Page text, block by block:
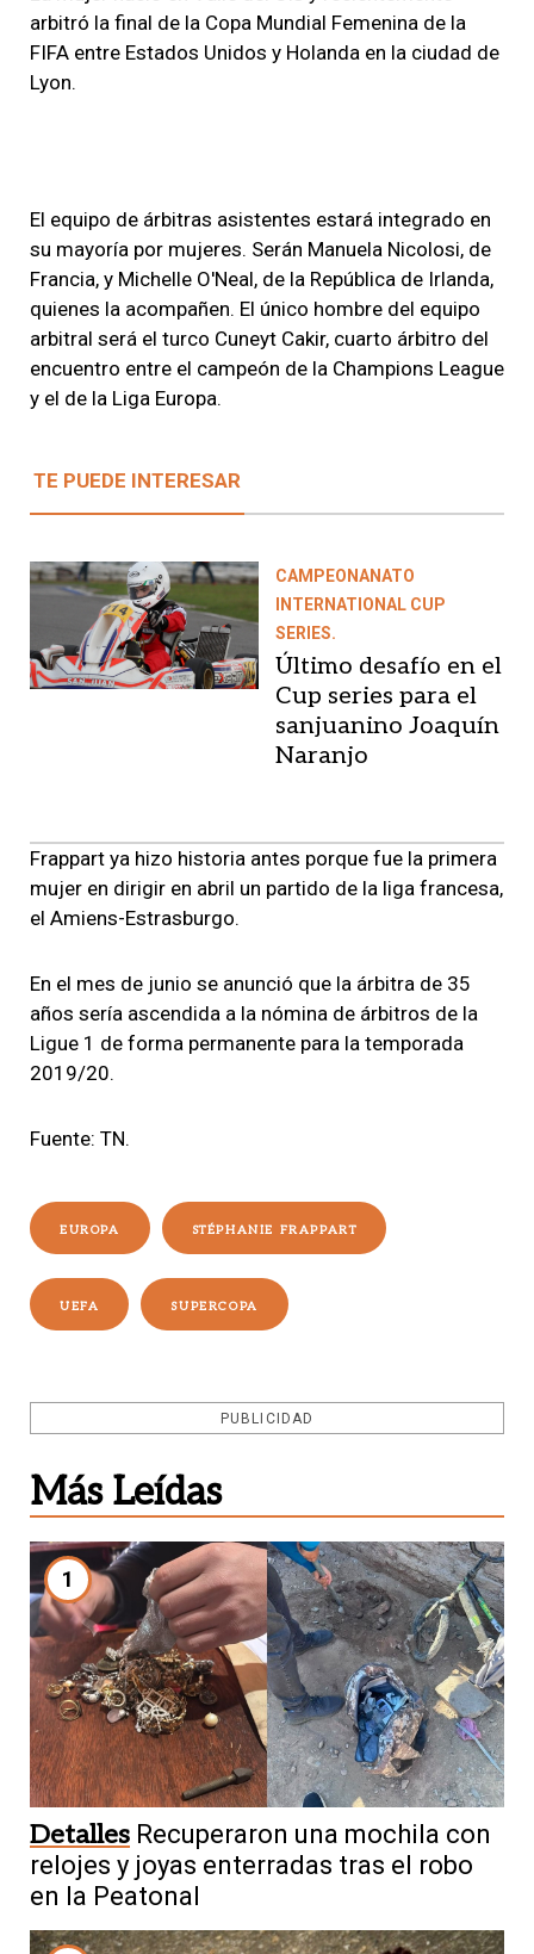
arbitró la final de la Copa Mundial Femenina de la
FIFA entre Estados Unidos y Holanda en la ciudad de
Lyon.
El equipo de árbitras asistentes estará integrado en
su mayoría por mujeres. Serán Manuela Nicolosi, de
Francia, y Michelle O'Neal, de la República de Irlanda,
quienes la acompañen. El único hombre del equipo
arbitral será el turco Cuneyt Cakir, cuarto árbitro del
encuentro entre el campeón de la Champions League
y el de la Liga Europa.
TE PUEDE INTERESAR
CAMPEONANATO
INTERNATIONAL CUP
SERIES.
Último desafío en el
Cup series para el
sanjuanino Joaquín
Naranjo
Frappart ya hizo historia antes porque fue la primera
mujer en dirigir en abril un partido de la liga francesa,
el Amiens-Estrasburgo.
En el mes de junio se anunció que la árbitra de 35
años sería ascendida a la nómina de árbitros de la
Ligue 1 de forma permanente para la temporada
2019/20.
Fuente: TN.
EUROPA STÉPHANIE FRAPPART
UEFA SUPERCOPA
PUBLICIDAD
Más Leídas
1
Detalles Recuperaron una mochila con
relojes y joyas enterradas tras el robo
en la Peatonal